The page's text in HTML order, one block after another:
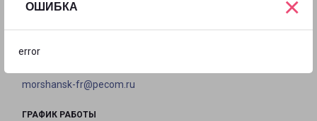
ОШИБКА
error
×
morshansk-fr@pecom.ru
ГРАФИК РАБОТЫ